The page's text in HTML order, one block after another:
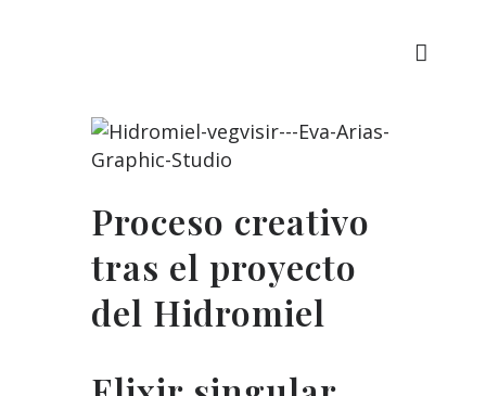
Proceso creativo
tras el proyecto
del Hidromiel